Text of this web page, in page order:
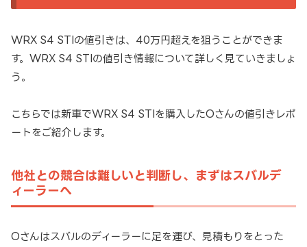
WRX S4 STIの値引きは、40万円超えを狙うことができま
す。WRX S4 STIの値引き情報について詳しく見ていきましょ
う。
こちらでは新車でWRX S4 STIを購入したOさんの値引きレポ
ートをご紹介します。
他社との競合は難しいと判断し、まずはスバルデ
ィーラーへ
Oさんはスバルのディーラーに足を運び、見積もりをとった